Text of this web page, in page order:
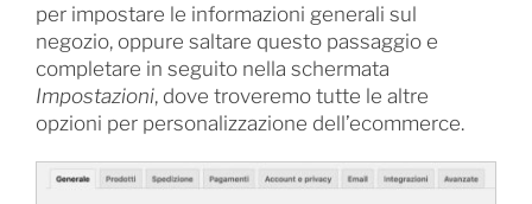
per impostare le informazioni generali sul
negozio, oppure saltare questo passaggio e
completare in seguito nella schermata
Impostazioni, dove troveremo tutte le altre
opzioni per personalizzazione dell’ecommerce.